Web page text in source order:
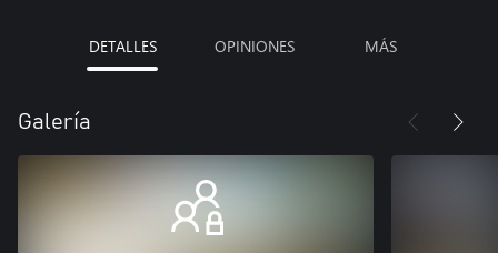
DETALLES OPINIONES MÁS
Galería